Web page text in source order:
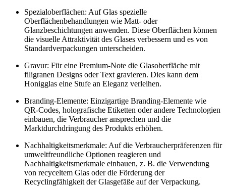
Spezialoberflächen: Auf Glas spezielle
Oberflächenbehandlungen wie Matt- oder
Glanzbeschichtungen anwenden. Diese Oberflächen können
die visuelle Attraktivität des Glases verbessern und es von
Standardverpackungen unterscheiden.
Gravur: Für eine Premium-Note die Glasoberfläche mit
filigranen Designs oder Text gravieren. Dies kann dem
Honigglas eine Stufe an Eleganz verleihen.
Branding-Elemente: Einzigartige Branding-Elemente wie
QR-Codes, holografische Etiketten oder andere Technologien
einbauen, die Verbraucher ansprechen und die
Marktdurchdringung des Produkts erhöhen.
Nachhaltigkeitsmerkmale: Auf die Verbraucherpräferenzen für
umweltfreundliche Optionen reagieren und
Nachhaltigkeitsmerkmale einbauen, z. B. die Verwendung
von recyceltem Glas oder die Förderung der
Recyclingfähigkeit der Glasgefäße auf der Verpackung.